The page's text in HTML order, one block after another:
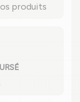
produits